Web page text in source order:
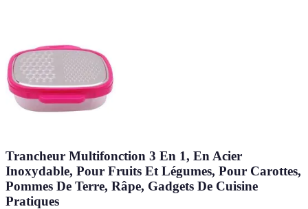
Trancheur Multifonction 3 En 1, En Acier
Inoxydable, Pour Fruits Et Légumes, Pour Carottes,
Pommes De Terre, Râpe, Gadgets De Cuisine
Pratiques